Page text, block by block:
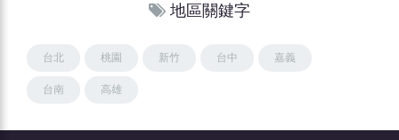
地區關鍵字
台北 桃園 新竹 台中 嘉義
台南 高雄